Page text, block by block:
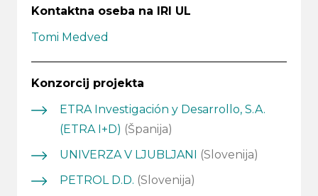
Kontaktna oseba na IRI UL
Tomi Medved
Konzorcij projekta
ETRA Investigación y Desarrollo, S.A.
(ETRA I+D) (Španija)
UNIVERZA V LJUBLJANI (Slovenija)
PETROL D.D. (Slovenija)